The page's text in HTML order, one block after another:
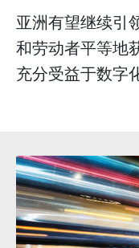
亚洲有望继续引
和劳动者平等地
充分受益于数字